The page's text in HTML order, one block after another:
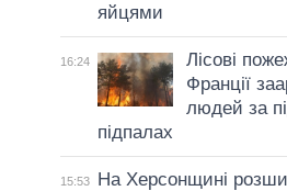
яйцями
16:24
Лісові
Франції
людей за
підпалах
15:53
На Херсонщині